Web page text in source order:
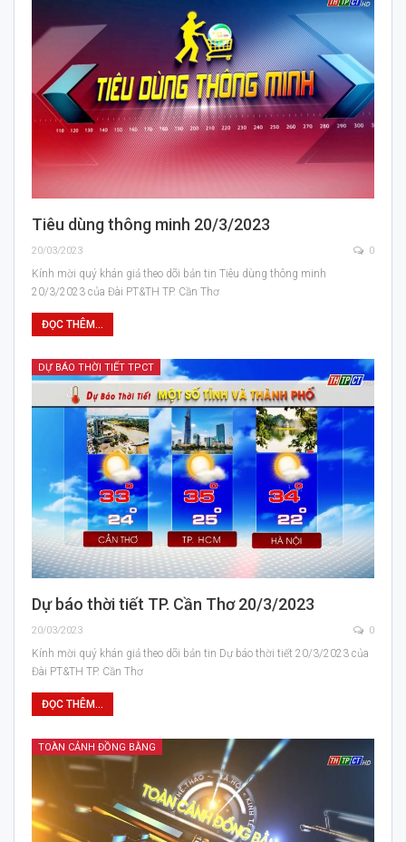
Tiêu dùng thông minh 20/3/2023
20/03/2023 0
Kính mời quý khán giả theo dõi bản tin Tiêu dùng thông minh
20/3/2023 của Đài PT&TH TP. Cần Thơ
ĐỌC THÊM...
DỰ BÁO THỜI TIẾT TPCT
Dự báo thời tiết TP. Cần Thơ 20/3/2023
20/03/2023 0
Kính mời quý khán giả theo dõi bản tin Dự báo thời tiết 20/3/2023 của
Đài PT&TH TP. Cần Thơ
ĐỌC THÊM...
TOÀN CẢNH ĐỒNG BẰNG